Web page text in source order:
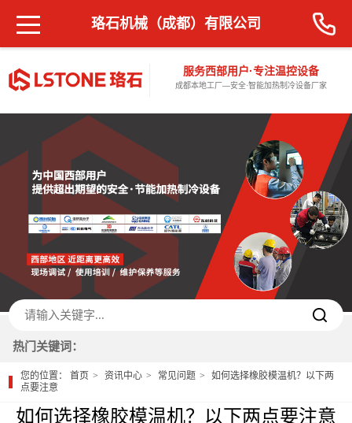
服务西部用户·专注温控设备
成都本地工厂—安全·智能加热制冷设备厂家
珞石机械（成都）有限公司
热门关键词：
您的位置：首页 资讯中心 常见问题
如何选择橡胶模温机？以下两
点要注意
如何选择橡胶模温机？以下两点要注意